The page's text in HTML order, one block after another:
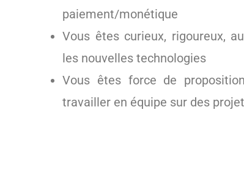
paiement/monétique
Vous êtes curieux, rigoureux,
les nouvelles technologies
Vous êtes force de
travailler en équipe sur des